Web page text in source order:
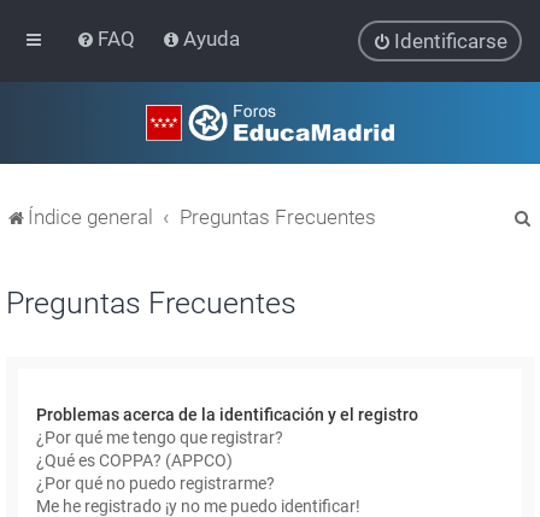
FAQ Ayuda Identificarse
Índice general Preguntas Frecuentes
Preguntas Frecuentes
Problemas acerca de la identificación y el registro
¿Por qué me tengo que registrar?
¿Qué es COPPA? (APPCO)
¿Por qué no puedo registrarme?
Me he registrado ¡y no me puedo identificar!